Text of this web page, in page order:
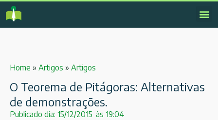
Home » Artigos » Artigos
O Teorema de Pitágoras: Alternativas
de demonstrações.
Publicado dia: 15/12/2015 às 19:04